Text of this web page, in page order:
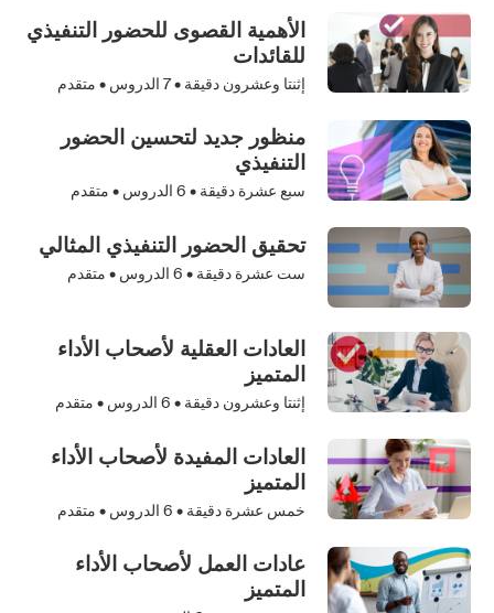
الأهمية القصوى للحضور التنفيذي
للقائدات
إثنتا وعشرون دقيقة •7 الدروس • متقدم
منظور جديد لتحسين الحضور
التنفيذي
سبع عشرة دقيقة • 6 الدروس • متقدم
تحقيق الحضور التنفيذي المثالي
ست عشرة دقيقة • 6 الدروس • متقدم
العادات العقلية لأصحاب الأداء
المتميز
إثنتا وعشرون دقيقة • 6 الدروس • متقدم
العادات المفيدة لأصحاب الأداء
المتميز
خمس عشرة دقيقة • 6 الدروس • متقدم
عادات العمل لأصحاب الأداء
المتميز